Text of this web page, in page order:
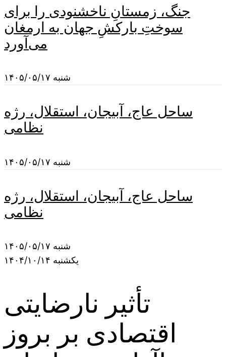
جنگ، زمستانِ ناخشنودی را برای
سوختِ بارکشِ جهان به ارمغان
می‌آورد
شنبه ۱۴۰۵/۰۵/۱۷
ساحل عاج، آبیجان، استقلال، رژه
نظامی
شنبه ۱۴۰۵/۰۵/۱۷
ساحل عاج، آبیجان، استقلال، رژه
نظامی
شنبه ۱۴۰۵/۰۵/۱۷
یکشنبه ۱۴۰۴/۱۰/۱۴
تأثیر نارضایتی
اقتصادی بر بروز